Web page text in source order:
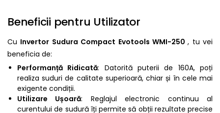
Beneficii pentru Utilizator
Cu Invertor Sudura Compact Evotools WMI-250, tu vei
beneficia de:
Performanță Ridicată: Datorită puterii de 160A, poți
realiza suduri de calitate superioară, chiar și în cele mai
exigente condiții.
Utilizare Ușoară: Reglajul electronic continuu al
curentului de sudură îți permite să obții rezultate precise